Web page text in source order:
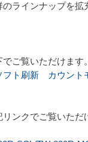
ラインナップを
ご覧いただけます。
フト刷新 カウント
ンクでご覧いただ